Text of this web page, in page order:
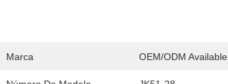
Marca OEM/ODM Available